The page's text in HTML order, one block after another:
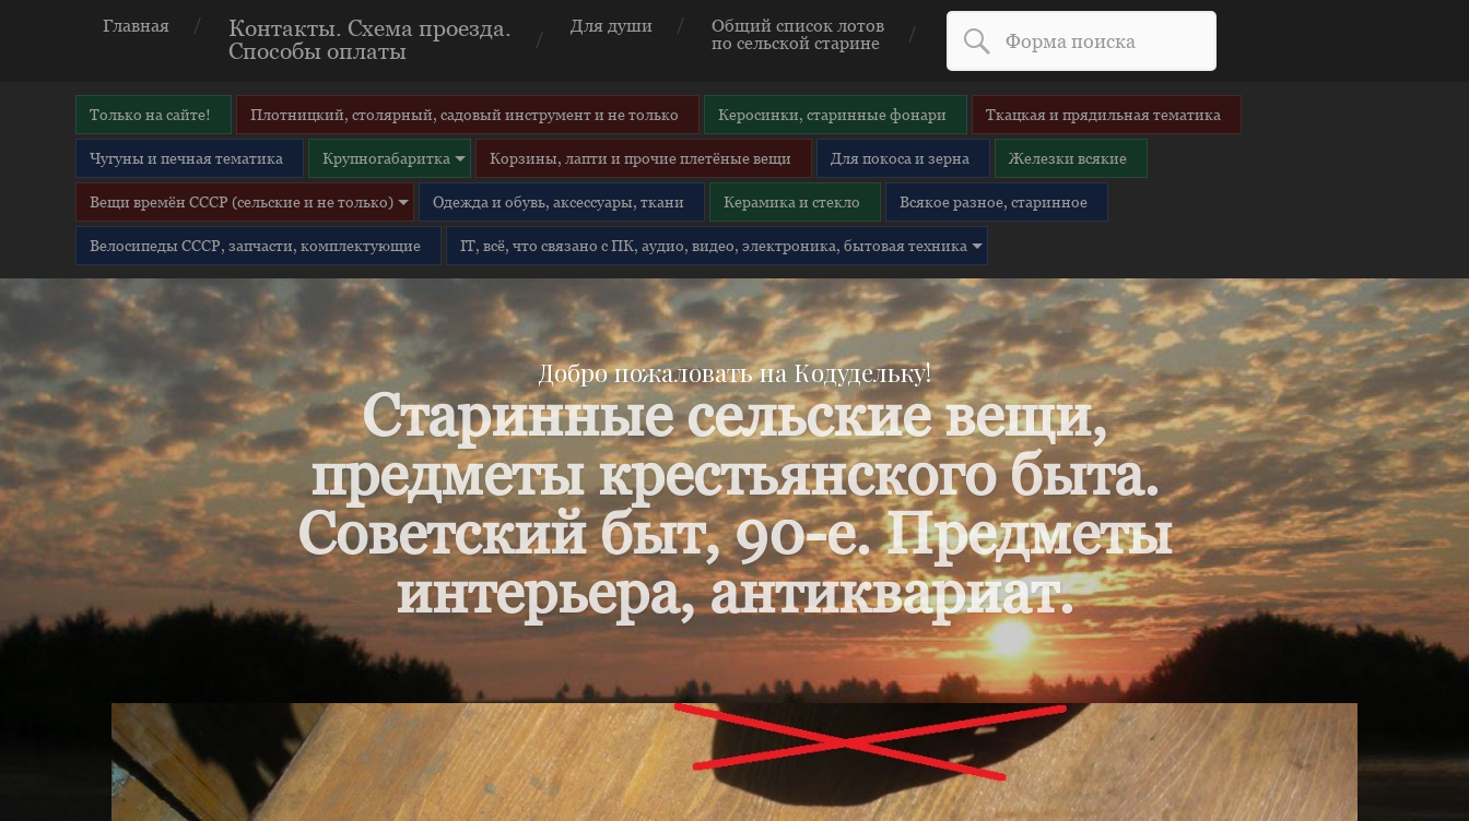
Главная
Контакты. Схема проезда.
Способы оплаты
Для души
Общий список лотов
по сельской старине
Только на сайте! Плотницкий, столярный, садовый инструмент и не только Керосинки, старинные фонари Ткацкая и прядильная тематика
Чугуны и печная тематика Крупногабаритка Корзины, лапти и прочие плетёные вещи Для покоса и зерна Железки всякие
Вещи времён СССР (сельские и не только) Одежда и обувь, аксессуары, ткани Керамика и стекло Всякое разное, старинное
Велосипеды СССР, запчасти, комплектующие IT, всё, что связано с ПК, аудио, видео, электроника, бытовая техника
Добро пожаловать на Кодудельку!
Старинные сельские вещи,
предметы крестьянского быта.
Советский быт, 90-е. Предметы
интерьера, антиквариат.